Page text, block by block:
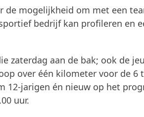
mogelijkheid om met een
bedrijf kan profileren en
zaterdag aan de bak; ook de
over één kilometer voor de
12-jarigen én nieuw op het
uur.